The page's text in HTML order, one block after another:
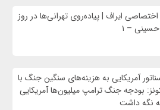
ایراف | پیاده‌روی تهرانی‌ها در روز
– ۱
آمریکایی به هزینه‌های سنگین جنگ با
کونز: بودجه جنگ ترامپ میلیون‌ها آمریکایی
نگه داشت